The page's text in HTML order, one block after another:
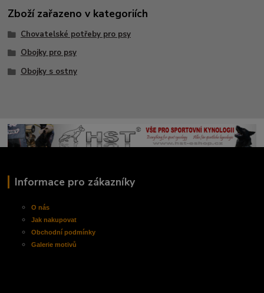
Zboží zařazeno v kategoriích
Chovatelské potřeby pro psy
Obojky pro psy
Obojky s ostny
Informace pro zákazníky
O nás
Jak nakupovat
Obchodnípodmínky
Galerie motivů